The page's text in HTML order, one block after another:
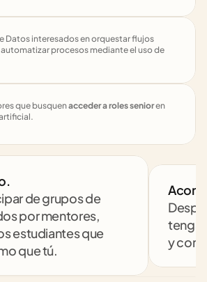
Datos interesados en orquestar flujos
procesos mediante el uso de
que busquen acceder a roles senior en
de grupos de
por mentores,
estudiantes que
que tú.
y